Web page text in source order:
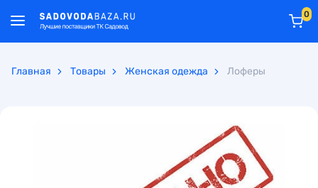
0
Главная Товары Женская одежда Лоферы